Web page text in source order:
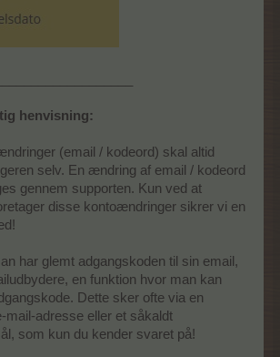
henvisning:
(email / kodeord) skal altid
selv. En ændring af email / kodeord
gennem supporten. Kun ved at
disse kontoændringer sikrer vi en
har glemt adgangskoden til sin email,
en funktion hvor man kan
Dette sker ofte via en
mail-adresse eller et såkaldt
som kun du kender svaret på!